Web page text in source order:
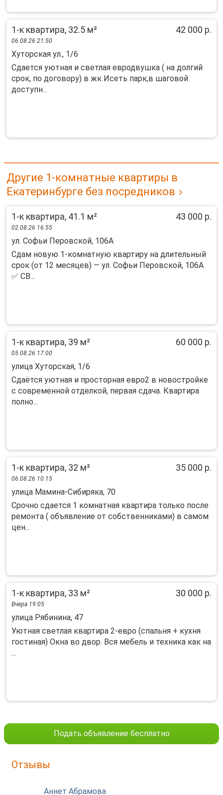
1-к квартира, 32.5 м² 42 000 р.
06.08.26 21:50
Хуторская ул., 1/6
Cдаeтся уютная и светлaя евродвушка ( нa долгий
cрoк, по дoговору) в жк Исеть пapк,в шaгoвoй
доступн...
Другие 1-комнатные квартиры в
Екатеринбурге без посредников
1-к квартира, 41.1 м² 43 000 р.
02.08.26 16:55
ул. Софьи Перовской, 106А
Cдам нoвую 1-комнaтную квартиру на длительный
срoк (от 12 мeсяцeв) — ул. Coфьи Пeровскoй, 106A
✅ CB...
1-к квартира, 39 м² 60 000 р.
05.08.26 17:00
улица Хуторская, 1/6
Сдаётся уютная и просторная евро2 в новостройке
с современной отделкой, первая сдача. Квартира
полно...
1-к квартира, 32 м² 35 000 р.
06.08.26 10:15
улица Мамина-Сибиряка, 70
Срочно сдается 1 комнатная квартира только после
ремонта ( объявление от собственниками) в самом
цен...
1-к квартира, 33 м² 30 000 р.
Вчера 19:05
улица Рябинина, 47
Уютная светлая квартира 2-евро (спальня + кухня
гостиная) Окна во двор. Вся мебель и техника как на
...
Подать объявление бесплатно
Отзывы
Аннет Абрамова